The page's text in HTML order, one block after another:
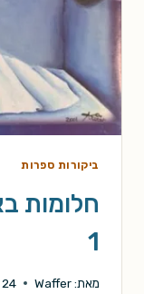
ביקורות ספרות
חלומות
1
מאת:Waffer 24 באוקטובר 2002